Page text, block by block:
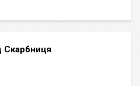
Скарбниця